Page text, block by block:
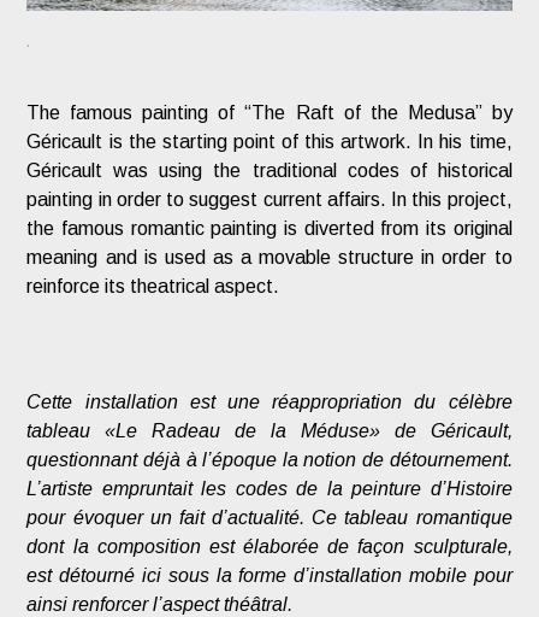
.
The famous painting of “The Raft of the Medusa” by
Géricault is the starting point of this artwork. In his time,
Géricault was using the traditional codes of historical
painting in order to suggest current affairs. In this project,
the famous romantic painting is diverted from its original
meaning and is used as a movable structure in order to
reinforce its theatrical aspect.
Cette installation est une réappropriation du célèbre
tableau «Le Radeau de la Méduse» de Géricault,
questionnant déjà à l’époque la notion de détournement.
L’artiste empruntait les codes de la peinture d’Histoire
pour évoquer un fait d’actualité. Ce tableau romantique
dont la composition est élaborée de façon sculpturale,
est détourné ici sous la forme d’installation mobile pour
ainsi renforcer l’aspect théâtral.